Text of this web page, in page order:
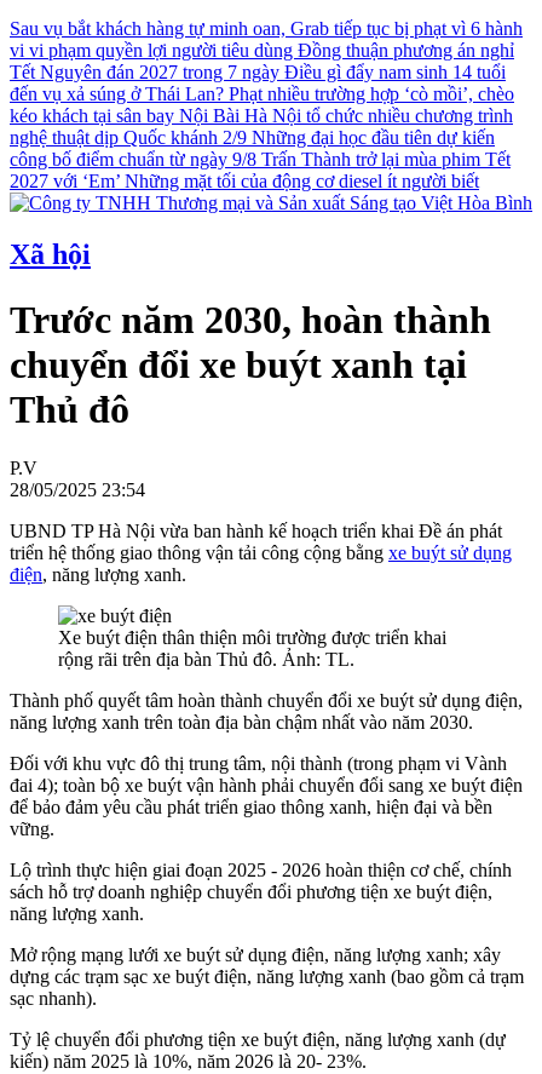
Sau vụ bắt khách hàng tự minh oan, Grab tiếp tục bị phạt vì 6 hành
vi vi phạm quyền lợi người tiêu dùng Đồng thuận phương án nghỉ
Tết Nguyên đán 2027 trong 7 ngày Điều gì đẩy nam sinh 14 tuổi
đến vụ xả súng ở Thái Lan? Phạt nhiều trường hợp ‘cò mồi’, chèo
kéo khách tại sân bay Nội Bài Hà Nội tổ chức nhiều chương trình
nghệ thuật dịp Quốc khánh 2/9 Những đại học đầu tiên dự kiến
công bố điểm chuẩn từ ngày 9/8 Trấn Thành trở lại mùa phim Tết
2027 với ‘Em’ Những mặt tối của động cơ diesel ít người biết
Xã hội
Trước năm 2030, hoàn thành
chuyển đổi xe buýt xanh tại
Thủ đô
P.V
28/05/2025 23:54
UBND TP Hà Nội vừa ban hành kế hoạch triển khai Đề án phát
triển hệ thống giao thông vận tải công cộng bằng xe buýt sử dụng
điện, năng lượng xanh.
Xe buýt điện thân thiện môi trường được triển khai
rộng rãi trên địa bàn Thủ đô. Ảnh: TL.
Thành phố quyết tâm hoàn thành chuyển đổi xe buýt sử dụng điện,
năng lượng xanh trên toàn địa bàn chậm nhất vào năm 2030.
Đối với khu vực đô thị trung tâm, nội thành (trong phạm vi Vành
đai 4); toàn bộ xe buýt vận hành phải chuyển đổi sang xe buýt điện
để bảo đảm yêu cầu phát triển giao thông xanh, hiện đại và bền
vững.
Lộ trình thực hiện giai đoạn 2025 - 2026 hoàn thiện cơ chế, chính
sách hỗ trợ doanh nghiệp chuyển đổi phương tiện xe buýt điện,
năng lượng xanh.
Mở rộng mạng lưới xe buýt sử dụng điện, năng lượng xanh; xây
dựng các trạm sạc xe buýt điện, năng lượng xanh (bao gồm cả trạm
sạc nhanh).
Tỷ lệ chuyển đổi phương tiện xe buýt điện, năng lượng xanh (dự
kiến) năm 2025 là 10%, năm 2026 là 20- 23%.